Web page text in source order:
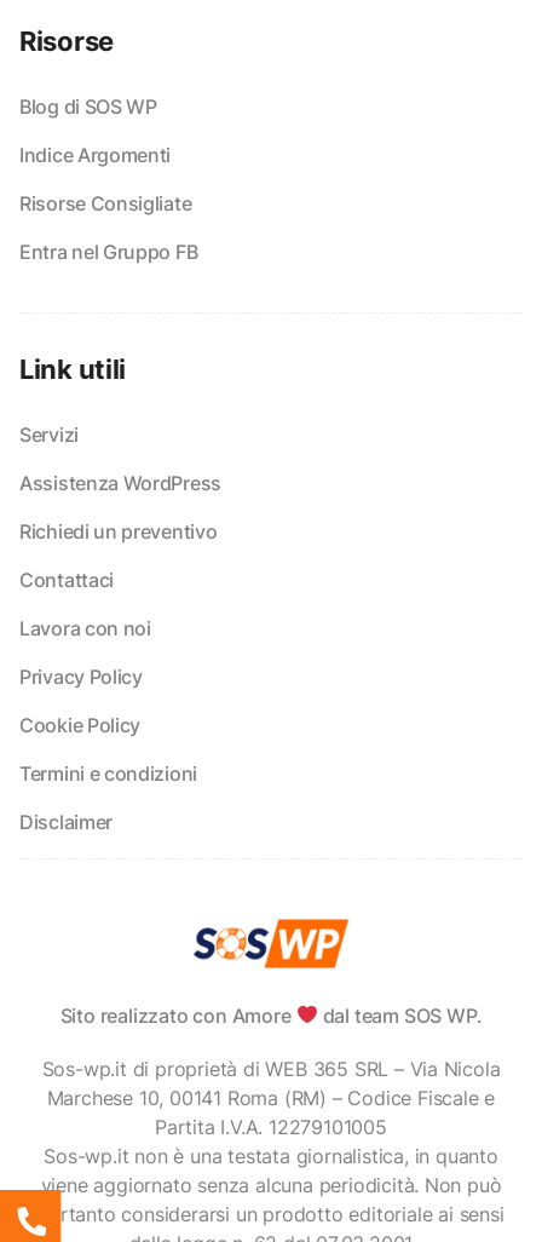
Risorse
Blog di SOS WP
Indice Argomenti
Risorse Consigliate
Entra nel Gruppo FB
Link utili
Servizi
Assistenza WordPress
Richiedi un preventivo
Contattaci
Lavora con noi
Privacy Policy
Cookie Policy
Termini e condizioni
Disclaimer
Sito realizzato con Amore dal team SOS WP.
Sos-wp.it di proprietà di WEB 365 SRL – Via Nicola
Marchese 10, 00141 Roma (RM) – Codice Fiscale e
Partita I.V.A. 12279101005
Sos-wp.it non è una testata giornalistica, in quanto
viene aggiornato senza alcuna periodicità. Non può
pertanto considerarsi un prodotto editoriale ai sensi